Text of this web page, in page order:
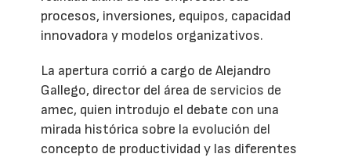
procesos, inversiones, equipos, capacidad
innovadora y modelos organizativos.
La apertura corrió a cargo de Alejandro
Gallego, director del área de servicios de
amec, quien introdujo el debate con una
mirada histórica sobre la evolución del
concepto de productividad y las diferentes